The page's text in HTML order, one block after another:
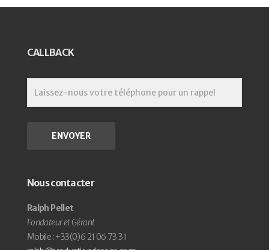
CALLBACK
Nous contacter
Ralph Pellet
Fondateur et Gérant
Mobile : +33(0)6 21 06 73 31